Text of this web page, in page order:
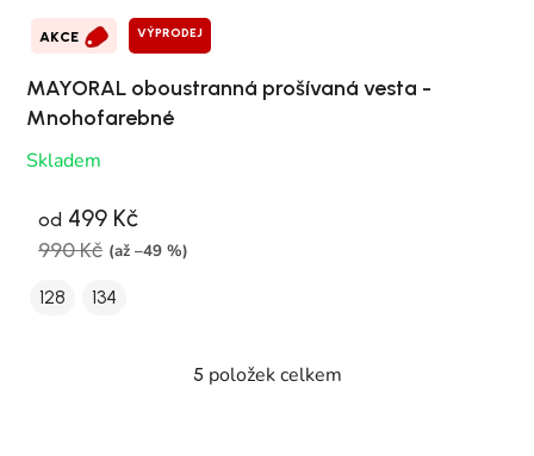
AKCE VÝPRODEJ
MAYORAL oboustranná prošívaná vesta -
Mnohofarebné
Skladem
od 499 Kč
990 Kč (až –49 %)
128 134
Ovládací prvky výpisu
5 položek celkem